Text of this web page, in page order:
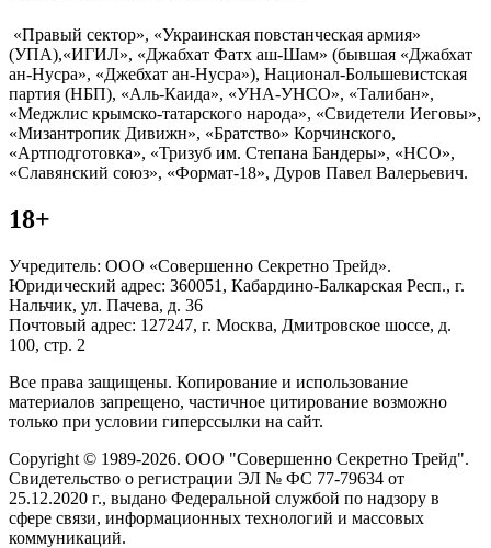
«Правый сектор», «Украинская повстанческая армия»
(УПА),«ИГИЛ», «Джабхат Фатх аш-Шам» (бывшая «Джабхат
ан-Нусра», «Джебхат ан-Нусра»), Национал-Большевистская
партия (НБП), «Аль-Каида», «УНА-УНСО», «Талибан»,
«Меджлис крымско-татарского народа», «Свидетели Иеговы»,
«Мизантропик Дивижн», «Братство» Корчинского,
«Артподготовка», «Тризуб им. Степана Бандеры», «НСО»,
«Славянский союз», «Формат-18», Дуров Павел Валерьевич.
18+
Учредитель: ООО «Совершенно Секретно Трейд».
Юридический адрес: 360051, Кабардино-Балкарская Респ., г.
Нальчик, ул. Пачева, д. 36
Почтовый адрес: 127247, г. Москва, Дмитровское шоссе, д.
100, стр. 2
Все права защищены. Копирование и использование
материалов запрещено, частичное цитирование возможно
только при условии гиперссылки на сайт.
Copyright © 1989-2026. ООО "Совершенно Секретно Трейд".
Свидетельство о регистрации ЭЛ № ФС 77-79634 от
25.12.2020 г., выдано Федеральной службой по надзору в
сфере связи, информационных технологий и массовых
коммуникаций.